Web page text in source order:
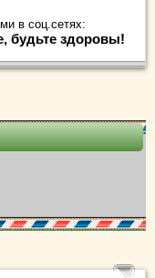
в соц.сетях:
будьте здоровы!